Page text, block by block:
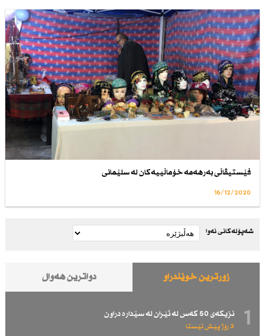
فێستیڤاڵی به‌رهه‌مه‌ خۆماڵییه‌كان له‌ سلێمانی
16/12/2020
شەپۆلەکانی نەوا
زۆرترین خوێندراو دواترین هەواڵ
1 نزیكەی 50 كەس لە ئێران لە سێدارە دراون
3 رۆژ پێش ئێستا